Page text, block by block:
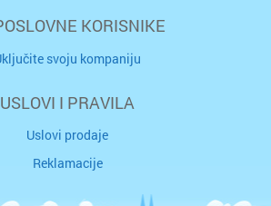
KORISNIKE
svoju kompaniju
USLOVI I PRAVILA
Uslovi prodaje
Reklamacije